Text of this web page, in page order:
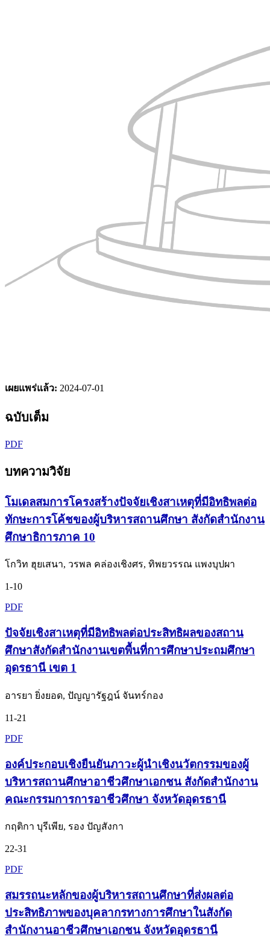
เผยแพร่แล้ว: 2024-07-01
ฉบับเต็ม
PDF
บทความวิจัย
โมเดลสมการโครงสร้างปัจจัยเชิงสาเหตุที่มีอิทธิพลต่อ
ทักษะการโค้ชของผู้บริหารสถานศึกษา สังกัดสำนักงาน
ศึกษาธิการภาค 10
โกวิท ฮุยเสนา, วรพล คล่องเชิงศร, ทิพยวรรณ แพงบุปผา
1-10
PDF
ปัจจัยเชิงสาเหตุที่มีอิทธิพลต่อประสิทธิผลของสถาน
ศึกษาสังกัดสำนักงานเขตพื้นที่การศึกษาประถมศึกษา
อุดรธานี เขต 1
อารยา ยิ่งยอด, ปัญญารัฐฎน์ จันทร์กอง
11-21
PDF
องค์ประกอบเชิงยืนยันภาวะผู้นำเชิงนวัตกรรมของผู้
บริหารสถานศึกษาอาชีวศึกษาเอกชน สังกัดสำนักงาน
คณะกรรมการการอาชีวศึกษา จังหวัดอุดรธานี
กฤติกา บุรีเพีย, รอง ปัญสังกา
22-31
PDF
สมรรถนะหลักของผู้บริหารสถานศึกษาที่ส่งผลต่อ
ประสิทธิภาพของบุคลากรทางการศึกษาในสังกัด
สำนักงานอาชีวศึกษาเอกชน จังหวัดอุดรธานี